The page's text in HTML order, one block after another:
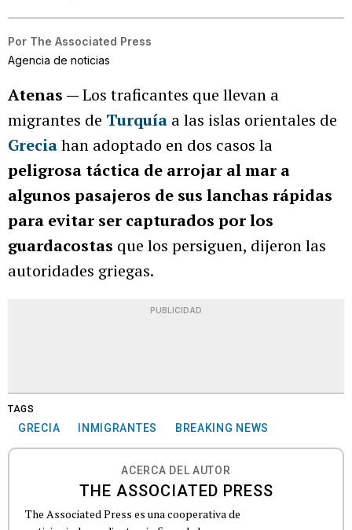
Por The Associated Press
Agencia de noticias
Atenas —Los traficantes que llevan a
migrantes de Turquía a las islas orientales de
Greciahan adoptado en dos casos la
peligrosa táctica de arrojar al mar a
algunos pasajeros de sus lanchas rápidas
para evitar ser capturados por los
guardacostas que los persiguen, dijeron las
autoridades griegas.
PUBLICIDAD
TAGS
GRECIA INMIGRANTES BREAKING NEWS
ACERCA DEL AUTOR
THE ASSOCIATED PRESS
The Associated Press es una cooperativa de